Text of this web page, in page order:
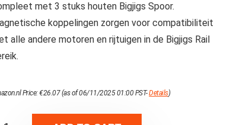
met 3 stuks houten Bigjigs Spoor.
koppelingen zorgen voor compatibiliteit
alle andere motoren en rijtuigen in de Bigjigs Rail
Price:€26.07(as of 06/11/2025 01:00 PST-Details)